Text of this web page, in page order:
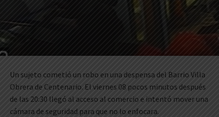
Un sujeto cometió un robo en una despensa del Barrio Villa
Obrera de Centenario. El viernes 08 pocos minutos después
de las 20:30 llegó al acceso al comercio e intentó mover una
cámara de seguridad para que no lo enfocara.